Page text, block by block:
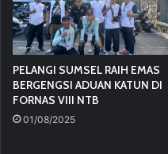
PELANGI SUMSEL RAIH EMAS
BERGENGSI ADUAN KATUN DI
FORNAS VIII NTB
01/08/2025